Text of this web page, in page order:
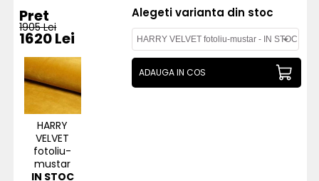
Pret
1905 Lei
1620 Lei
HARRY
VELVET
fotoliu-
mustar
IN STOC
Alegeti varianta din stoc
ADAUGA IN COS